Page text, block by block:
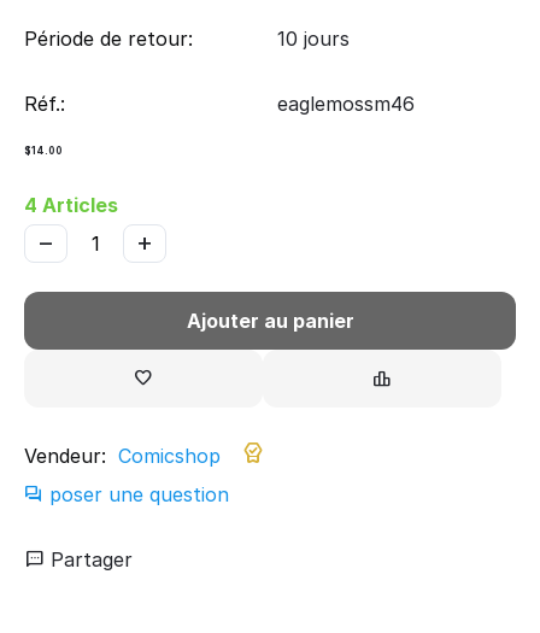
Période de retour: 10 jours
Réf.: eaglemossm46
$14.00
4 Articles
+
−
Ajouter au panier
Vendeur: Comicshop
poser une question
Partager